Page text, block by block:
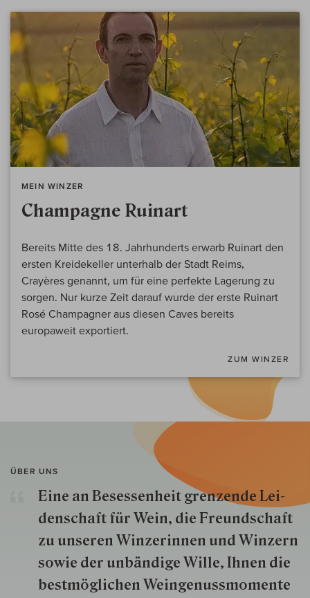
MEIN WINZER
Champagne Ruinart
Bereits Mitte des 18. Jahrhunderts erwarb Ruinart den
ersten Kreidekeller unterhalb der Stadt Reims,
Crayères genannt, um für eine perfekte Lagerung zu
sorgen. Nur kurze Zeit darauf wurde der erste Ruinart
Rosé Champagner aus diesen Caves bereits
europaweit exportiert.
ZUM WINZER
ÜBER UNS
Eine an Besessenheit gren­zende Lei­
den­schaft für Wein, die Freund­schaft
zu unseren Win­zer­innen und Win­zern
so­wie der un­bän­dige Wille, Ihnen die
best­mög­lich­en Wein­genuss­momente